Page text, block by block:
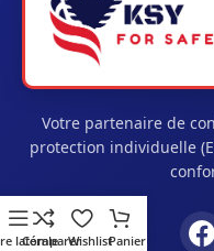
latérale
ComparerWishlistPanier
Votre partenaire de
protection individuelle